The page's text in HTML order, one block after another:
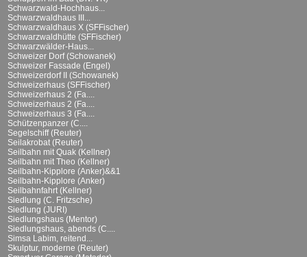
Schwarzwald-Hochhaus...
Schwarzwaldhaus III...
Schwarzwaldhaus X (SFFischer)
Schwarzwaldhütte (SFFischer)
Schwarzwälder-Haus...
Schweizer Dorf (Schowanek)
Schweizer Fassade (Engel)
Schweizerdorf II (Schowanek)
Schweizerhaus (SFFischer)
Schweizerhaus 2 (Fa....
Schweizerhaus 2 (Fa....
Schweizerhaus 3 (Fa....
Schützenpanzer (C....
Segelschiff (Reuter)
Seilakrobat (Reuter)
Seilbahn mit Quak (Kellner)
Seilbahn mit Theo (Kellner)
Seilbahn-Kipplore (Anker)&&1
Seilbahn-Kipplore (Anker)
Seilbahnfahrt (Kellner)
Siedlung (C. Fritzsche)
Siedlung (JURI)
Siedlungshaus (Mentor)
Siedlungshaus, abends (C....
Simsa Labim, reitend...
Skulptur, moderne (Reuter)